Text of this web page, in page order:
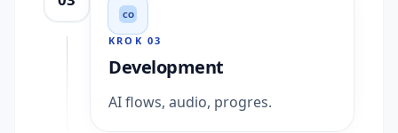
CO
KROK 03
Development
AI flows, audio, progres.